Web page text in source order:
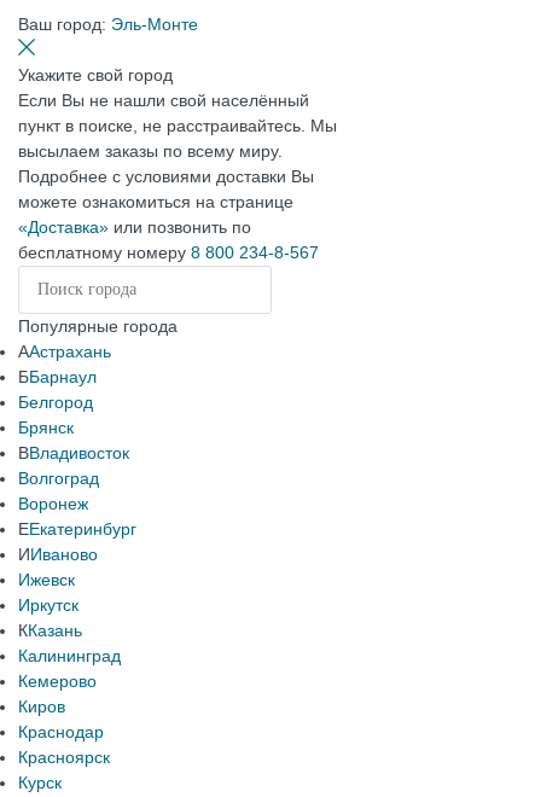
Ваш город: Эль-Монте
Укажите свой город
Если Вы не нашли свой населённый
пункт в поиске, не расстраивайтесь. Мы
высылаем заказы по всему миру.
Подробнее с условиями доставки Вы
можете ознакомиться на странице
«Доставка» или позвонить по
бесплатному номеру 8 800 234-8-567
Популярные города
ААстрахань
ББарнаул
Белгород
Брянск
ВВладивосток
Волгоград
Воронеж
ЕЕкатеринбург
ИИваново
Ижевск
Иркутск
ККазань
Калининград
Кемерово
Киров
Краснодар
Красноярск
Курск